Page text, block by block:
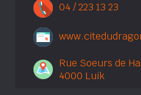
04 / 223 13 23
Rue Soeurs de
4000 Luik